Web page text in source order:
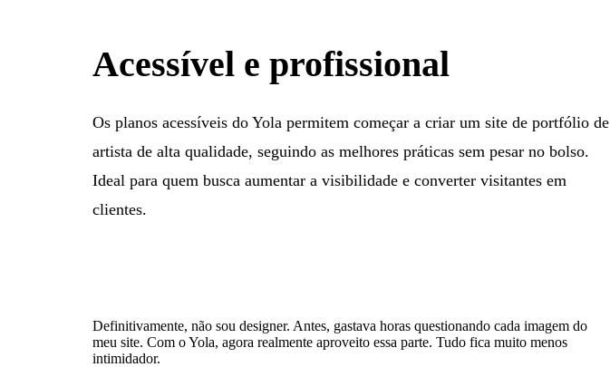
Acessível e profissional
Os planos acessíveis do Yola permitem começar a criar um site de portfólio de
artista de alta qualidade, seguindo as melhores práticas sem pesar no bolso.
Ideal para quem busca aumentar a visibilidade e converter visitantes em
clientes.
Definitivamente, não sou designer. Antes, gastava horas questionando cada imagem do
meu site. Com o Yola, agora realmente aproveito essa parte. Tudo fica muito menos
intimidador.